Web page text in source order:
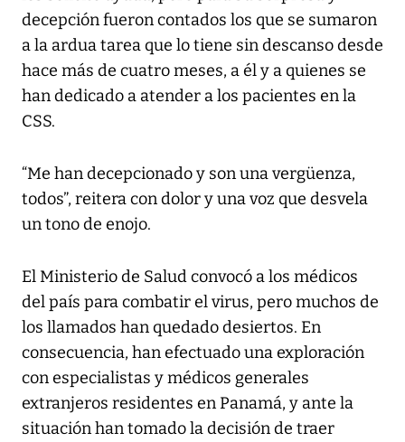
decepción fueron contados los que se sumaron
a la ardua tarea que lo tiene sin descanso desde
hace más de cuatro meses, a él y a quienes se
han dedicado a atender a los pacientes en la
CSS.
“Me han decepcionado y son una vergüenza,
todos”, reitera con dolor y una voz que desvela
un tono de enojo.
El Ministerio de Salud convocó a los médicos
del país para combatir el virus, pero muchos de
los llamados han quedado desiertos. En
consecuencia, han efectuado una exploración
con especialistas y médicos generales
extranjeros residentes en Panamá, y ante la
situación han tomado la decisión de traer